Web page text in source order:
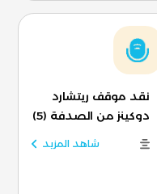
نقد موقف ريتشارد
دوكينز من الصدفة (5)
شاهد المزيد